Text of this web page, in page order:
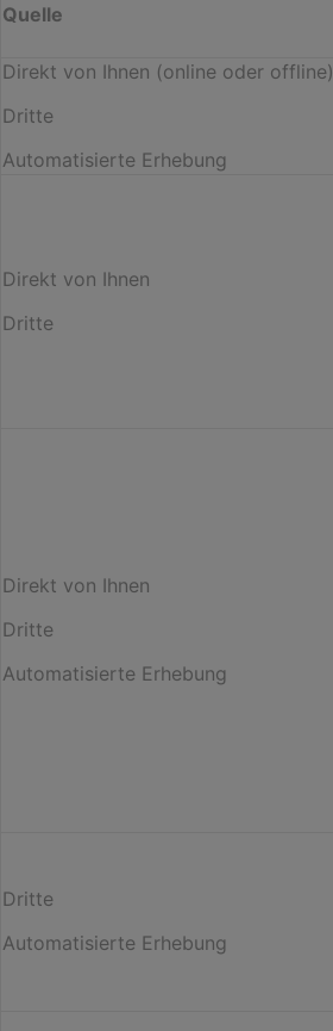
Quelle
Direkt von Ihnen (online oder offline)
Dritte
Automatisierte Erhebung
Direkt von Ihnen
Dritte
Direkt von Ihnen
Dritte
Automatisierte Erhebung
Dritte
Automatisierte Erhebung